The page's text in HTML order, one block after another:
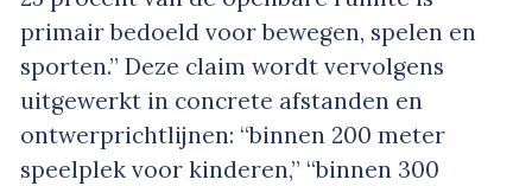
primair bedoeld voor bewegen, spelen en
sporten.” Deze claim wordt vervolgens
uitgewerkt in concrete afstanden en
ontwerprichtlijnen: “binnen 200 meter
speelplek voor kinderen,” “binnen 300